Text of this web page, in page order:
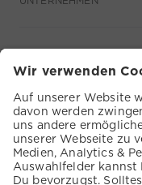
SERVICE
KUNDENSERVICE